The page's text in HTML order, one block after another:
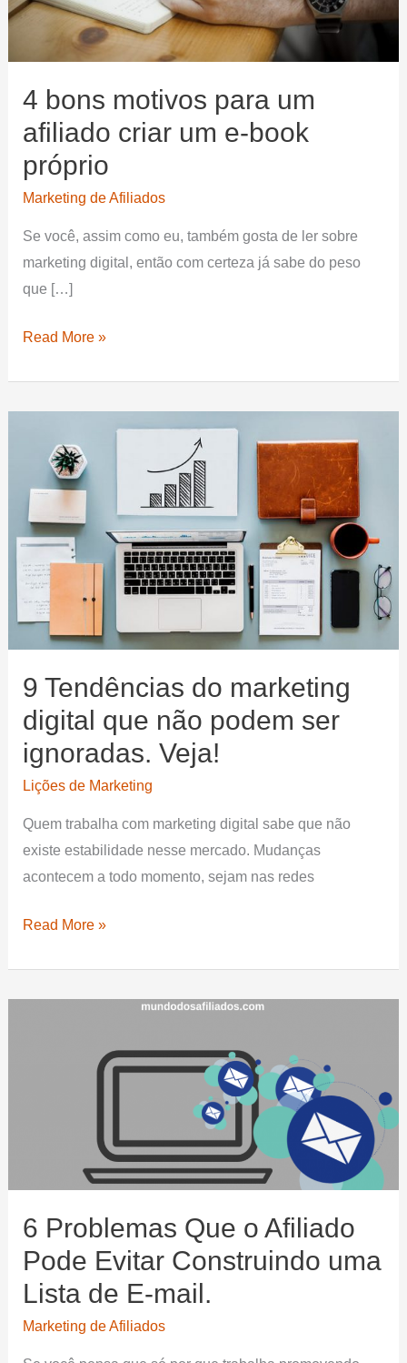
4 bons motivos para um
afiliado criar um e-book
próprio
Marketing de Afiliados
Se você, assim como eu, também gosta de ler sobre
marketing digital, então com certeza já sabe do peso
que […]
4
para
afiliado
criar
um
e-
book
próprio
Read More »
9 Tendências do marketing
digital que não podem ser
ignoradas. Veja!
Lições de Marketing
Quem trabalha com marketing digital sabe que não
existe estabilidade nesse mercado. Mudanças
acontecem a todo momento, sejam nas redes
9
marketing
Veja!
Read More »
6 Problemas Que o Afiliado
Pode Evitar Construindo uma
Lista de E-mail.
Marketing de Afiliados